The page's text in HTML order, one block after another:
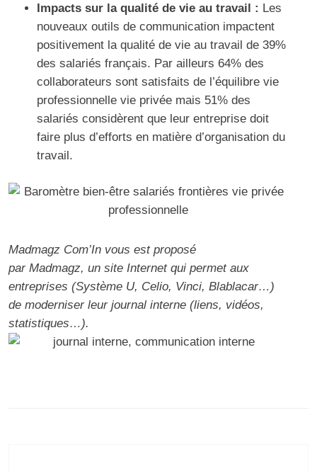
Impacts sur la qualité de vie au travail : Les
nouveaux outils de communication impactent
positivement la qualité de vie au travail de 39%
des salariés français. Par ailleurs 64% des
collaborateurs sont satisfaits de l’équilibre vie
professionnelle vie privée mais 51% des
salariés considèrent que leur entreprise doit
faire plus d’efforts en matière d’organisation du
travail.
Madmagz Com’In vous est proposé
par Madmagz, un site Internet qui permet aux
entreprises (Système U, Celio, Vinci, Blablacar…)
de moderniser leur journal interne (liens, vidéos,
statistiques…).